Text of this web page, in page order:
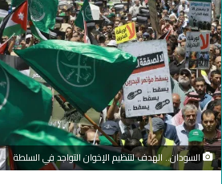
السودان.. الهدف لتنظيم الإخوان التواجد في السلطة